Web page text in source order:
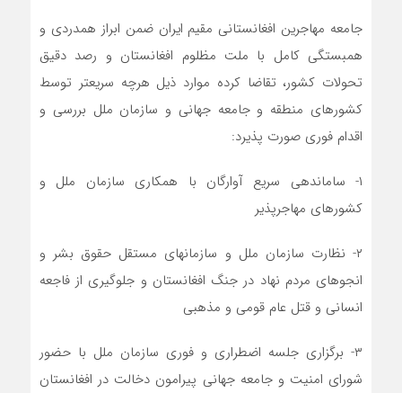
جامعه مهاجرین افغانستانی مقیم ایران ضمن ابراز همدردی و
همبستگی کامل با ملت مظلوم افغانستان و رصد دقیق
تحولات کشور، تقاضا کرده موارد ذیل هرچه سریعتر توسط
کشورهای منطقه و جامعه جهانی و سازمان ملل بررسی و
اقدام فوری صورت پذیرد:
۱- ساماندهی سریع آوارگان با همکاری سازمان ملل و
کشورهای مهاجرپذیر
۲- نظارت سازمان ملل و سازمانهای مستقل حقوق بشر و
انجوهای مردم نهاد در جنگ افغانستان و جلوگیری از فاجعه
انسانی و قتل عام قومی و مذهبی
۳- برگزاری جلسه اضطراری و فوری سازمان ملل با حضور
شورای امنیت و جامعه جهانی پیرامون دخالت در افغانستان